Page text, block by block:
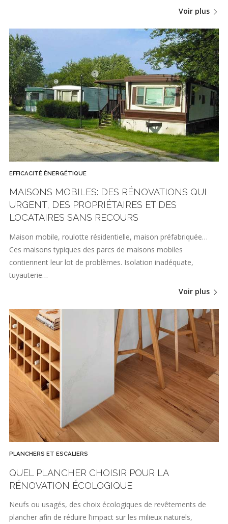
Voir plus
EFFICACITÉ ÉNERGÉTIQUE
MAISONS MOBILES: DES RÉNOVATIONS QUI
URGENT, DES PROPRIÉTAIRES ET DES
LOCATAIRES SANS RECOURS
Maison mobile, roulotte résidentielle, maison préfabriquée…
Ces maisons typiques des parcs de maisons mobiles
contiennent leur lot de problèmes. Isolation inadéquate,
tuyauterie…
Voir plus
PLANCHERS ET ESCALIERS
QUEL PLANCHER CHOISIR POUR LA
RÉNOVATION ÉCOLOGIQUE
Neufs ou usagés, des choix écologiques de revêtements de
plancher afin de réduire l’impact sur les milieux naturels,